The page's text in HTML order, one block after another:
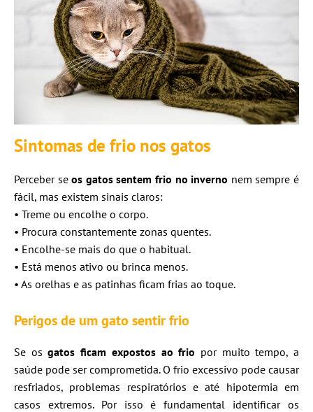
Sintomas de frio nos gatos
Perceber seos gatos sentem frio no inverno nem sempre é
fácil, mas existem sinais claros:
• Treme ou encolhe o corpo.
• Procura constantemente zonas quentes.
• Encolhe-se mais do que o habitual.
• Está menos ativo ou brinca menos.
• As orelhas e as patinhas ficam frias ao toque.
Perigos de um gato sentir frio
Se osgatos ficam expostos ao frio por muito tempo, a
saúde pode ser comprometida. O frio excessivo pode causar
resfriados, problemas respiratórios e até hipotermia em
casos extremos. Por isso é fundamental identificar os